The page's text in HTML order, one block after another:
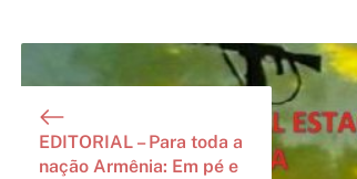
EDITORIAL – Para toda a
nação Armênia: Em pé e